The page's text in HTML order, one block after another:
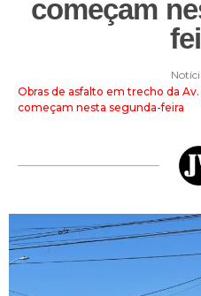
começam
Obras de asfalto em trecho da
começam nesta segunda-feira